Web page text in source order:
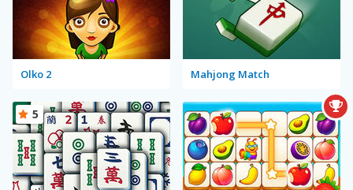
Olko 2 Mahjong Match
5